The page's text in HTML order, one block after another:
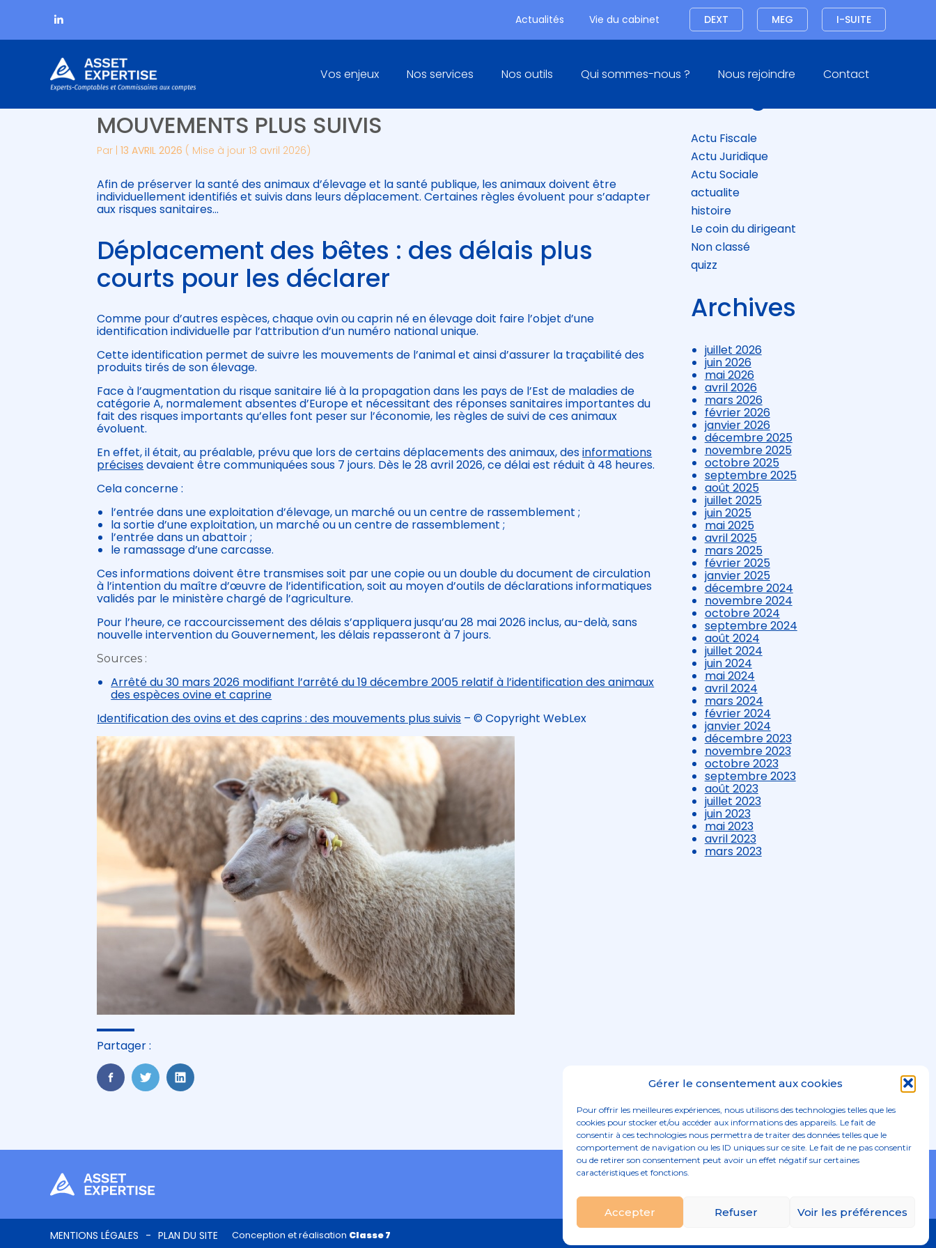
Gérer le consentement aux cookies
Pour offrir les meilleures expériences, nous utilisons des technologies telles que les
cookies pour stocker et/ou accéder aux informations des appareils. Le fait de
consentir à ces technologies nous permettra de traiter des données telles que le
comportement de navigation ou les ID uniques sur ce site. Le fait de ne pas consentir
ou de retirer son consentement peut avoir un effet négatif sur certaines
caractéristiques et fonctions.
Accepter Refuser Voir les préférences
Actualités Vie du cabinet Connexion I-SUITE
MEG
DEXT
Aller
au
Principal
Vos enjeux Nos services Nos outils Qui sommes-nous ? Nous rejoindre Contact
IDENTIFICATION DES OVINS ET DES CAPRINS : DES
MOUVEMENTS PLUS SUIVIS
Par |13 AVRIL 2026 ( Mise à jour 13 avril 2026)
Afin de préserver la santé des animaux d’élevage et la santé publique, les animaux doivent être
individuellement identifiés et suivis dans leurs déplacement. Certaines règles évoluent pour s’adapter
aux risques sanitaires…
Déplacement des bêtes : des délais plus
courts pour les déclarer
Comme pour d’autres espèces, chaque ovin ou caprin né en élevage doit faire l’objet d’une
identification individuelle par l’attribution d’un numéro national unique.
Cette identification permet de suivre les mouvements de l’animal et ainsi d’assurer la traçabilité des
produits tirés de son élevage.
Face à l’augmentation du risque sanitaire lié à la propagation dans les pays de l’Est de maladies de
catégorie A, normalement absentes d’Europe et nécessitant des réponses sanitaires importantes du
fait des risques importants qu’elles font peser sur l’économie, les règles de suivi de ces animaux
évoluent.
En effet, il était, au préalable, prévu que lors de certains déplacements des animaux, desinformations
précisesdevaient être communiquées sous 7 jours. Dès le 28 avril 2026, ce délai est réduit à 48 heures.
Cela concerne :
l’entrée dans une exploitation d’élevage, un marché ou un centre de rassemblement ;
la sortie d’une exploitation, un marché ou un centre de rassemblement ;
l’entrée dans un abattoir ;
le ramassage d’une carcasse.
Ces informations doivent être transmises soit par une copie ou un double du document de circulation
à l’intention du maître d’œuvre de l’identification, soit au moyen d’outils de déclarations informatiques
validés par le ministère chargé de l’agriculture.
Pour l’heure, ce raccourcissement des délais s’appliquera jusqu’au 28 mai 2026 inclus, au-delà, sans
nouvelle intervention du Gouvernement, les délais repasseront à 7 jours.
Sources :
Arrêté du 30 mars 2026 modifiant l’arrêté du 19 décembre 2005 relatif à l’identification des animaux
des espèces ovine et caprine
Identification des ovins et des caprins : des mouvements plus suivis – © Copyright WebLex
Partager :
FaceBook
TwitterLinkedIn
Blog
Actu Fiscale
Actu Juridique
Actu Sociale
actualite
histoire
Le coin du dirigeant
Non classé
quizz
Archives
juillet 2026
juin 2026
mai 2026
avril 2026
mars 2026
février 2026
janvier 2026
décembre 2025
novembre 2025
octobre 2025
septembre 2025
août 2025
juillet 2025
juin 2025
mai 2025
avril 2025
mars 2025
février 2025
janvier 2025
décembre 2024
novembre 2024
octobre 2024
septembre 2024
août 2024
juillet 2024
juin 2024
mai 2024
avril 2024
mars 2024
février 2024
janvier 2024
décembre 2023
novembre 2023
octobre 2023
septembre 2023
août 2023
juillet 2023
juin 2023
mai 2023
avril 2023
mars 2023
Footer
MENTIONS LÉGALES PLAN DU SITE Conception et réalisation Classe 7